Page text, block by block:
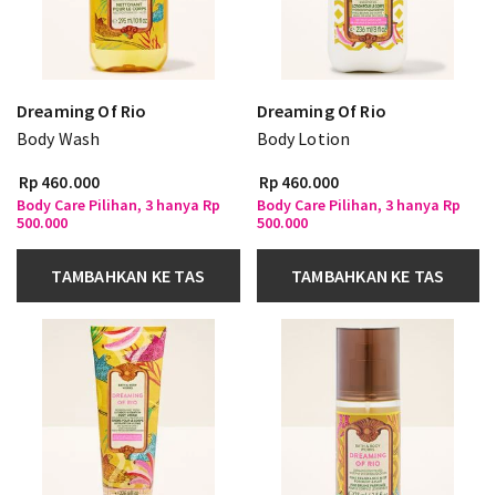
Dreaming Of Rio
Body Wash
Rp 460.000
Body Care Pilihan, 3 hanya Rp
500.000
TAMBAHKAN KE TAS
Dreaming Of Rio
Body Lotion
Rp 460.000
Body Care Pilihan, 3 hanya Rp
500.000
TAMBAHKAN KE TAS